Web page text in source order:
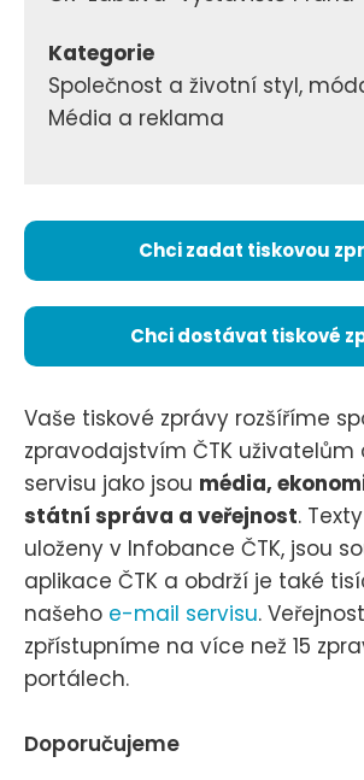
Kategorie
Společnost a životní styl,
Média a reklama
Chci zadat tiskovou
Chci dostávat tiskové
Vaše tiskové zprávy rozšíříme
zpravodajstvím ČTK
servisu jako jsou média,
státní správa a veřejnost.
uloženy v Infobance ČTK, jsou
aplikace ČTK a obdrží je také
našeho e-mail servisu.
zpřístupníme na více než 15
portálech.
Doporučujeme